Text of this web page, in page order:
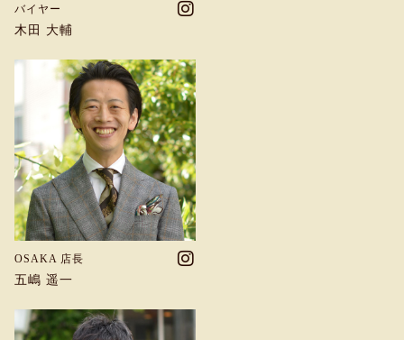
バイヤー
木田 大輔
OSAKA 店長
五嶋 遥一